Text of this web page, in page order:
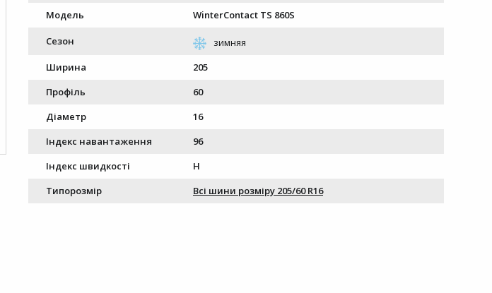
Модель
WinterContact TS 860S
Сезон
Ширина
205
Профіль
60
Діаметр
16
Індекс навантаження
96
Індекс швидкості
H
Типорозмір
Всі шини розміру 205/60 R16